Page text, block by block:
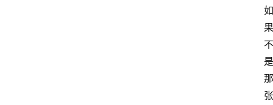
如
果
不
是
那
张